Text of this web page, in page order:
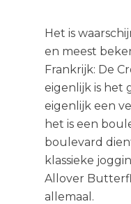
Het is
en meest
Frankrijk: De
eigenlijk is het
eigenlijk een
het is een
boulevard
klassieke
Allover
allemaal.